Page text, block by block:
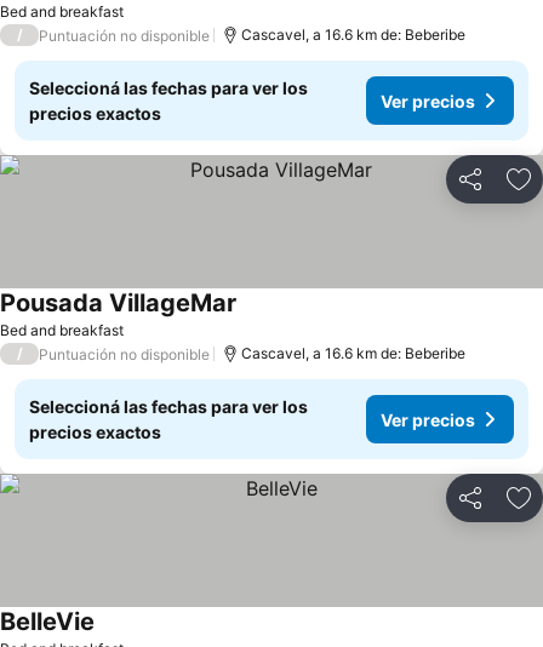
Bed and breakfast
/ Puntuación no disponible Cascavel, a 16.6 km de: Beberibe
Seleccioná las fechas para ver los
precios exactos
Ver precios
Compartir
Bed and breakfast
Pousada VillageMar
/ Puntuación no disponible Cascavel, a 16.6 km de: Beberibe
Seleccioná las fechas para ver los
precios exactos
Ver precios
Compartir
BelleVie